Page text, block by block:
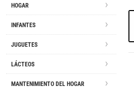
HOGAR
INFANTES
JUGUETES
LÁCTEOS
MANTENIMIENTO DEL HOGAR